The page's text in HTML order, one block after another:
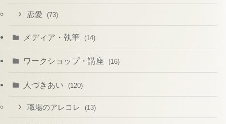
恋愛 (73)
メディア・執筆 (14)
ワークショップ・講座 (16)
人づきあい (120)
職場のアレコレ (13)